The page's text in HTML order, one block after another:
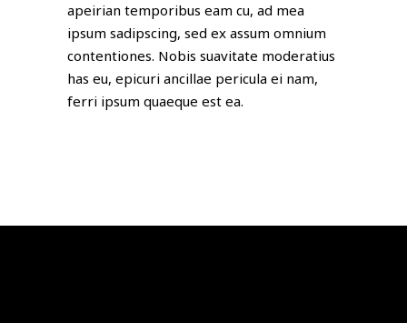
apeirian temporibus eam cu, ad mea
ipsum sadipscing, sed ex assum omnium
contentiones. Nobis suavitate moderatius
has eu, epicuri ancillae pericula ei nam,
ferri ipsum quaeque est ea.